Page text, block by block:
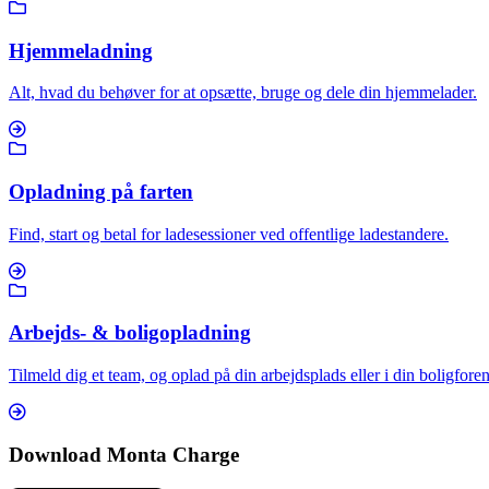
Hjemmeladning
Alt, hvad du behøver for at opsætte, bruge og dele din hjemmelader.
Opladning på farten
Find, start og betal for ladesessioner ved offentlige ladestandere.
Arbejds- & boligopladning
Tilmeld dig et team, og oplad på din arbejdsplads eller i din
Download Monta Charge